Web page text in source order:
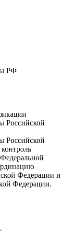
РФ
Российской
Российской
Федерации и
Федерации.